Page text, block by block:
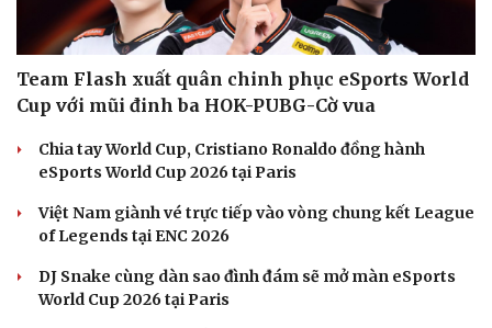
Team Flash xuất quân chinh phục eSports World
Cup với mũi đinh ba HOK-PUBG-Cờ vua
Chia tay World Cup, Cristiano Ronaldo đồng hành
eSports World Cup 2026 tại Paris
Việt Nam giành vé trực tiếp vào vòng chung kết League
of Legends tại ENC 2026
DJ Snake cùng dàn sao đình đám sẽ mở màn eSports
World Cup 2026 tại Paris